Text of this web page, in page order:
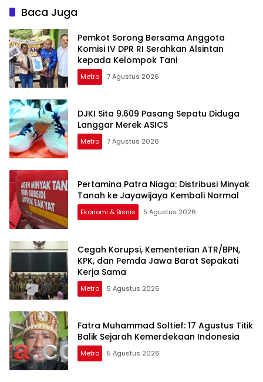
Baca Juga
Pemkot Sorong Bersama Anggota
Komisi IV DPR RI Serahkan Alsintan
kepada Kelompok Tani
Metro 7 Agustus 2026
DJKI Sita 9.609 Pasang Sepatu Diduga
Langgar Merek ASICS
Metro 7 Agustus 2026
Pertamina Patra Niaga: Distribusi Minyak
Tanah ke Jayawijaya Kembali Normal
Ekonomi & Bisnis 5 Agustus 2026
Cegah Korupsi, Kementerian ATR/BPN,
KPK, dan Pemda Jawa Barat Sepakati
Kerja Sama
Metro 5 Agustus 2026
Fatra Muhammad Soltief: 17 Agustus Titik
Balik Sejarah Kemerdekaan Indonesia
Metro 5 Agustus 2026